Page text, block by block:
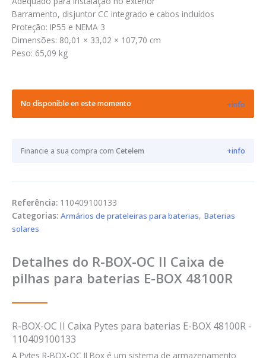
Barramento, disjuntor CC integrado e cabos incluídos
Proteção: IP55 e NEMA 3
Dimensões: 80,01 × 33,02 × 107,70 cm
Peso: 65,09 kg
No disponible en este momento +info
Financie a sua compra com Cetelem +info
Referência: 110409100133
Categorias: Armários de prateleiras para baterias, Baterias
solares
Detalhes do R-BOX-OC II Caixa de
pilhas para baterias E-BOX 48100R
R-BOX-OC II Caixa Pytes para baterias E-BOX 48100R -
110409100133
A Pytes R-BOX-OC II Box é um sistema de armazenamento